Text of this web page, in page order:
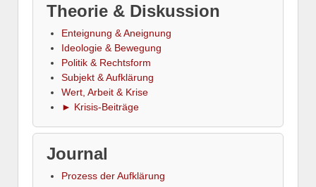
Theorie & Diskussion
Enteignung & Aneignung
Ideologie & Bewegung
Politik & Rechtsform
Subjekt & Aufklärung
Wert, Arbeit & Krise
► Krisis-Beiträge
Journal
Prozess der Aufklärung